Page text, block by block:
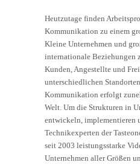
Heutzutage finden
Kommunikation zu einem
Kleine Unternehmen und
internationale Beziehungen
Kunden, Angestellte und
unterschiedlichen
Kommunikation erfolgt
Welt. Um die Strukturen in
entwickeln, implementieren
Technikexperten der
seit 2003 leistungsstarke
Unternehmen aller Größen